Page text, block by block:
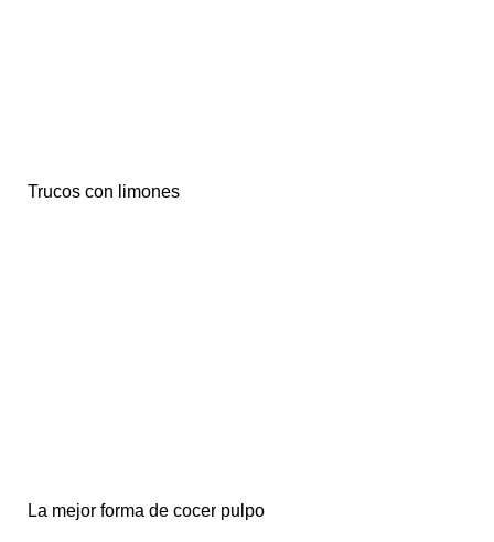
Trucos con limones
La mejor forma de cocer pulpo